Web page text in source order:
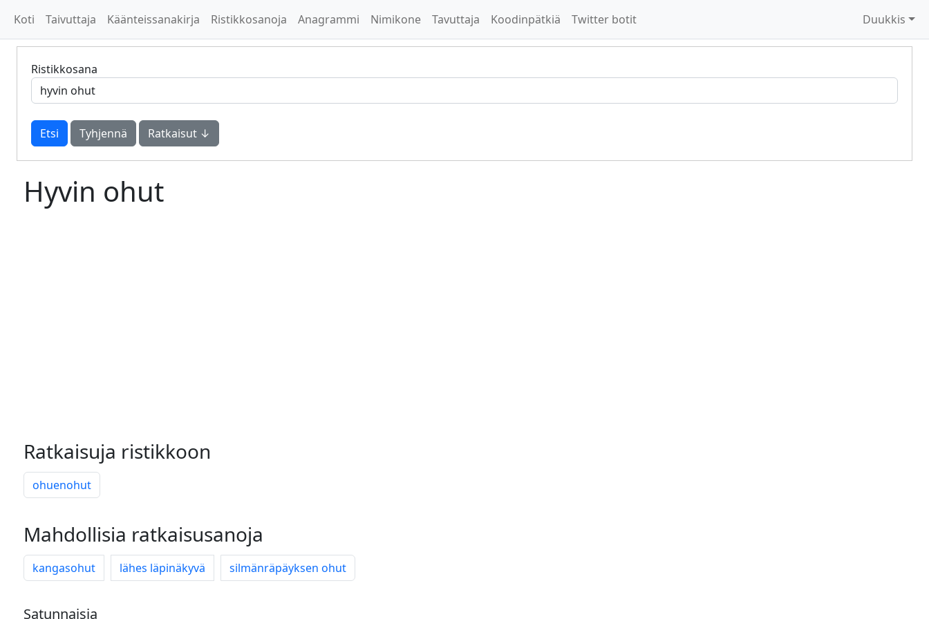
Koti Taivuttaja Käänteissanakirja Ristikkosanoja Anagrammi Nimikone Tavuttaja Koodinpätkiä Twitter botit Duukkis
Ristikkosana
Tyhjennä Ratkaisut ↓
Hyvin ohut
Ratkaisuja ristikkoon
ohuenohut
Mahdollisia ratkaisusanoja
kangasohut lähes läpinäkyvä silmänräpäyksen ohut
Satunnaisia